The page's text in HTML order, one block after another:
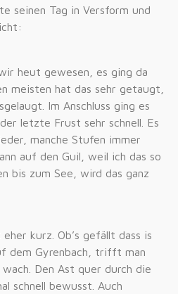
seinen Tag in Versform und
wir heut gewesen, es ging da
meisten hat das sehr getaugt,
Im Anschluss ging es
letzte Frust sehr schnell. Es
manche Stufen immer
auf den Guil, weil ich das so
bis zum See, wird das ganz
kurz. Ob’s gefällt dass is
dem Gyrenbach, trifft man
Den Ast quer durch die
schnell bewusst. Auch